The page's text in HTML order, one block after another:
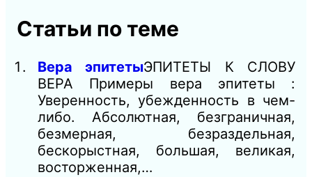
Статьи по теме
Вера эпитетыЭПИТЕТЫ К СЛОВУ
ВЕРА Примеры вера эпитеты :
Уверенность, убежденность в чем-
либо. Абсолютная, безграничная,
безмерная, безраздельная,
бескорыстная, большая, великая,
восторженная,…